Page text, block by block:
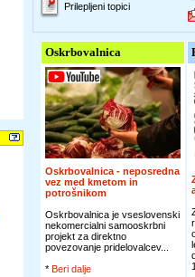
Prilepljeni topici
Oskrbovalnica
Oskrbovalnica - neposredna
vez med kmetom in
potrošnikom
Oskrbovalnica je vseslovenski
nekomercialni samooskrbni
projekt za direktno
povezovanje pridelovalcev...
* Beri dalje